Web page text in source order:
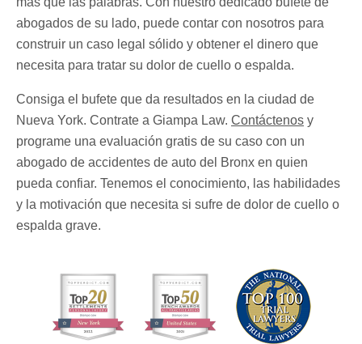
abogados de su lado, puede contar con nosotros para
construir un caso legal sólido y obtener el dinero que
necesita para tratar su dolor de cuello o espalda.
Consiga el bufete que da resultados en la ciudad de
Nueva York. Contrate a Giampa Law. Contáctenos y
programe una evaluación gratis de su caso con un
abogado de accidentes de auto del Bronx en quien
pueda confiar. Tenemos el conocimiento, las habilidades
y la motivación que necesita si sufre de dolor de cuello o
espalda grave.